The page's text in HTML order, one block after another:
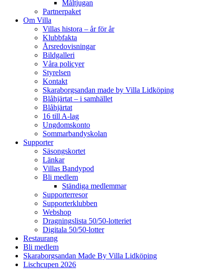
Måltjugan
Partnerpaket
Om Villa
Villas histora – år för år
Klubbfakta
Årsredovisningar
Bildgalleri
Våra policyer
Styrelsen
Kontakt
Skaraborgsandan made by Villa Lidköping
Blåhjärtat – i samhället
Blåhjärtat
16 till A-lag
Ungdomskonto
Sommarbandyskolan
Supporter
Säsongskortet
Länkar
Villas Bandypod
Bli medlem
Ständiga medlemmar
Supporterresor
Supporterklubben
Webshop
Dragningslista 50/50-lotteriet
Digitala 50/50-lotter
Restaurang
Bli medlem
Skaraborgsandan Made By Villa Lidköping
Lischcupen 2026